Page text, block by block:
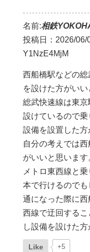
名前:相鉄
投稿日：2026/06/
Y1NzE4MjM
西船橋駅などの
を設けた方がいい
総武快速線は東
設けているので
設備を設置した方
自分の考えでは
がいいと思いま
メトロ東西線と
本で行けるので
通になった際に
西線で迂回する
し設備を設けた方
Like +5